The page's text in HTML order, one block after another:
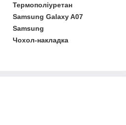
Термополіуретан
Samsung Galaxy A07
Samsung
Чохол-накладка